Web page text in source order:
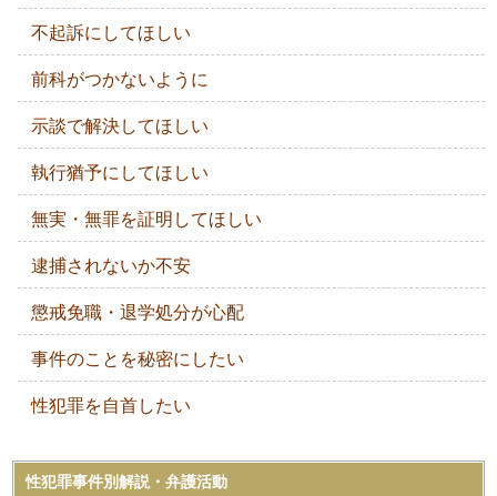
不起訴にしてほしい
前科がつかないように
示談で解決してほしい
執行猶予にしてほしい
無実・無罪を証明してほしい
逮捕されないか不安
懲戒免職・退学処分が心配
事件のことを秘密にしたい
性犯罪を自首したい
性犯罪事件別解説・弁護活動